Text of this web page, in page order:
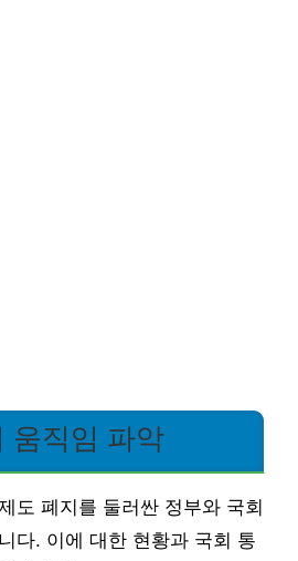
움직임 파악
도 폐지를 둘러싼 정부와 국회
다. 이에 대한 현황과 국회 통